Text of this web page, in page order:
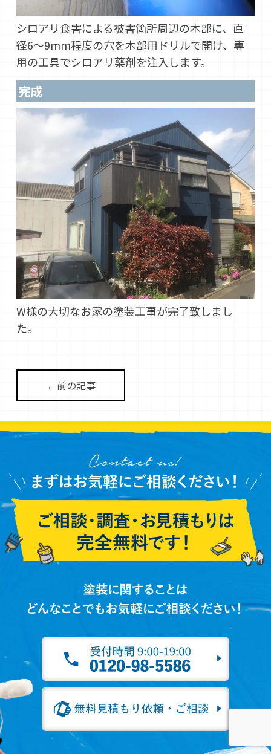
シロアリ食害による被害箇所周辺の木部に、直
径6～9mm程度の穴を木部用ドリルで開け、専
用の工具でシロアリ薬剤を注入します。
完成
W様の大切なお家の塗装工事が完了致しまし
た。
← 前の記事